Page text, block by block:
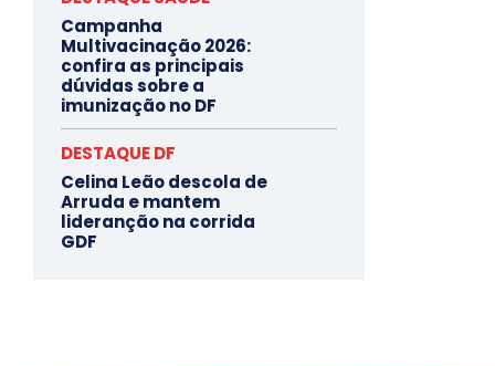
Campanha
Multivacinação 2026:
confira as principais
dúvidas sobre a
imunização no DF
DESTAQUE DF
Celina Leão descola de
Arruda e mantem
lideranção na corrida
GDF